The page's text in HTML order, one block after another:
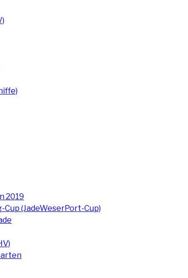
2019
(JadeWeserPort-Cup)